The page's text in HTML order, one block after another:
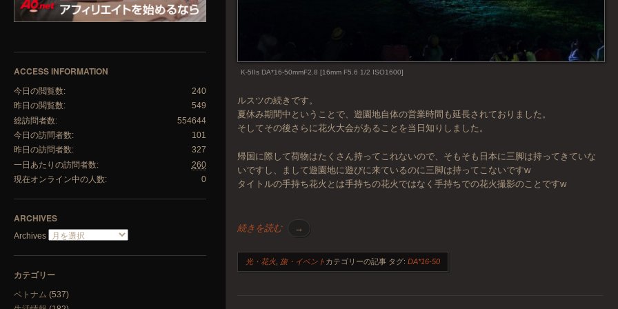
ACCESS INFORMATION
240
今日の閲覧数:
549
昨日の閲覧数:
554644
総訪問者数:
101
今日の訪問者数:
327
昨日の訪問者数:
260
一日あたりの訪問者数:
0
現在オンライン中の人数:
ARCHIVES
Archives
カテゴリー
ベトナム (537)
K-5IIs DA*16-50mmF2.8 [16mm F5.6 1/2 ISO1600]
ルスツの続きです。
夏休み期間中ということで、遊園地自体の営業時間も延長されておりました。
そしてその後さらに花火大会があることを当日知りしました。
帰国に際して荷物はたくさん持ってこれないので、そもそも日本に三脚は持ってきていな
いですし、まして遊園地に遊びに来ているのに三脚は持ってこないですw
タイトルの手持ち花火とは手持ちの花火ではなく手持ちでの花火撮影のことですw
続きを読む →
光・花火 旅・イベント カテゴリーの記事 タグ:DA*16-50